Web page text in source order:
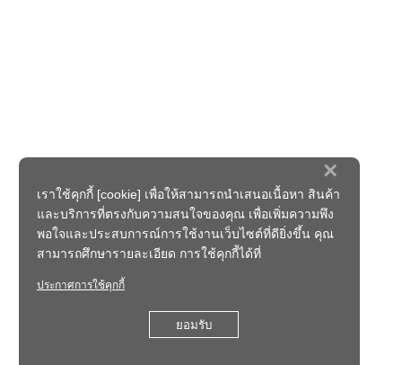
×
เราใช้คุกกี้ [cookie] เพื่อให้สามารถนำเสนอเนื้อหา สินค้า
และบริการที่ตรงกับความสนใจของคุณ เพื่อเพิ่มความพึง
พอใจและประสบการณ์การใช้งานเว็บไซต์ที่ดียิ่งขึ้น คุณ
สามารถศึกษารายละเอียด การใช้คุกกี้ได้ที่
ประกาศการใช้คุกกี้
ยอมรับ